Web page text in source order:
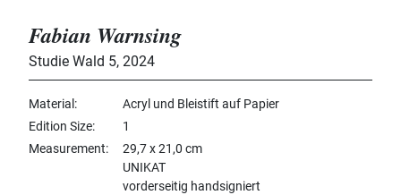
Fabian Warnsing
Studie Wald 5, 2024
Material
Acryl und Bleistift auf Papier
Edition Size
1
Measurement
29,7 x 21,0 cm
UNIKAT
vorderseitig handsigniert